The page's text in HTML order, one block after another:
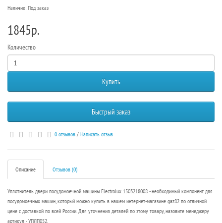
Наличие: Под заказ
1845р.
Количество
Купить
Быстрый заказ
0 отзывов / Написать отзыв
Описание Отзывов (0)
Уплотнитель двери посудомоечной машины Electrolux 1503218008 - необходимый компонент для
посудомоечных машин, который можно купить в нашем интернет-магазине gaz82 по отличной
цене с доставкой по всей России. Для уточнения деталей по этому товару, назовите менеджеру
артикул - УПЛП052.